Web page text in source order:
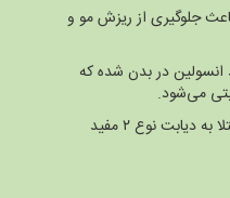
جلوگیری از ریزش مو و
در بدن شده که
می‌شود.
فیبر موجود در موسیر برای افراد مبتلا به دیابت نوع ۲ مفید